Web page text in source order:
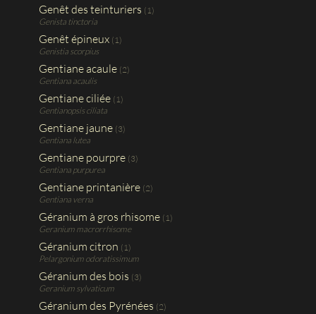
Genêt des teinturiers (1)
Genista tinctoria
Genêt épineux (1)
Genistia scorpius
Gentiane acaule (2)
Gentiana acaulis
Gentiane ciliée (1)
Gentianopsis ciliata
Gentiane jaune (3)
Gentiana lutea
Gentiane pourpre (3)
Gentiana purpurea
Gentiane printanière (2)
Gentiana verna
Géranium à gros rhisome (1)
Geranium macrorrhisome
Géranium citron (1)
Pelargonium odoratissimum
Géranium des bois (3)
Geranium sylvaticum
Géranium des Pyrénées (2)